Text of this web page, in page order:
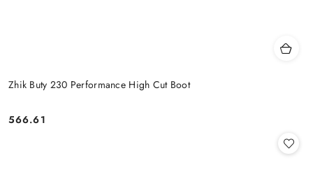
Zhik Buty 230 Performance High Cut Boot
Cena:
566.61